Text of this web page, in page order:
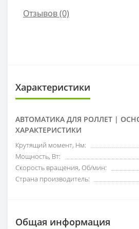
Отзывов (0)
Характеристики
АВТОМАТИКА ДЛЯ РОЛЛЕТ |
ХАРАКТЕРИСТИКИ
Крутящий момент, Нм:
Мощность, Вт:
Скорость вращения, Об/мин:
Страна производитель:
Общая информация